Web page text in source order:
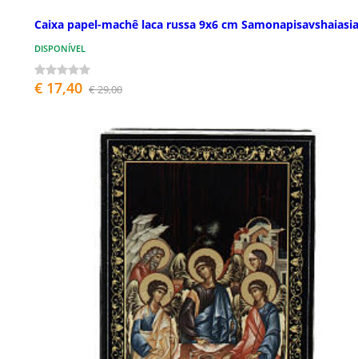
Caixa papel-machê laca russa 9x6 cm Samonapisavshaiasia
DISPONÍVEL
€ 17,40 € 29,00